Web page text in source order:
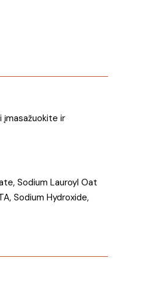
įmasažuokite ir
Sodium Lauroyl Oat
Sodium Hydroxide,